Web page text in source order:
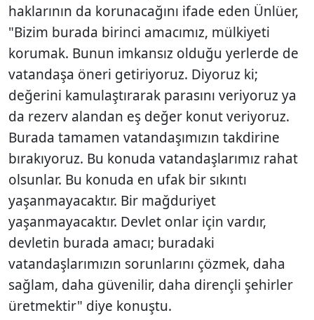
haklarının da korunacağını ifade eden Ünlüer,
"Bizim burada birinci amacımız, mülkiyeti
korumak. Bunun imkansız olduğu yerlerde de
vatandaşa öneri getiriyoruz. Diyoruz ki;
değerini kamulaştırarak parasını veriyoruz ya
da rezerv alandan eş değer konut veriyoruz.
Burada tamamen vatandaşımızın takdirine
bırakıyoruz. Bu konuda vatandaşlarımız rahat
olsunlar. Bu konuda en ufak bir sıkıntı
yaşanmayacaktır. Bir mağduriyet
yaşanmayacaktır. Devlet onlar için vardır,
devletin burada amacı; buradaki
vatandaşlarımızın sorunlarını çözmek, daha
sağlam, daha güvenilir, daha dirençli şehirler
üretmektir" diye konuştu.